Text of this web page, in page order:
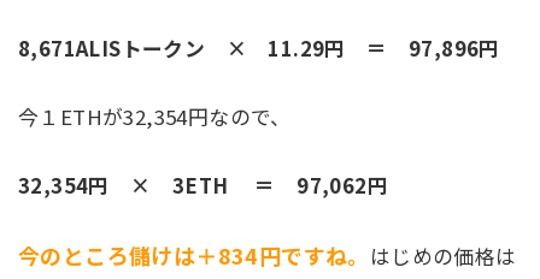
8,671ALISトークン × 11.29円 ＝ 97,896円
今１ETHが32,354円なので、
32,354円 × 3ETH ＝ 97,062円
今のところ儲けは＋834円ですね。 はじめの価格は